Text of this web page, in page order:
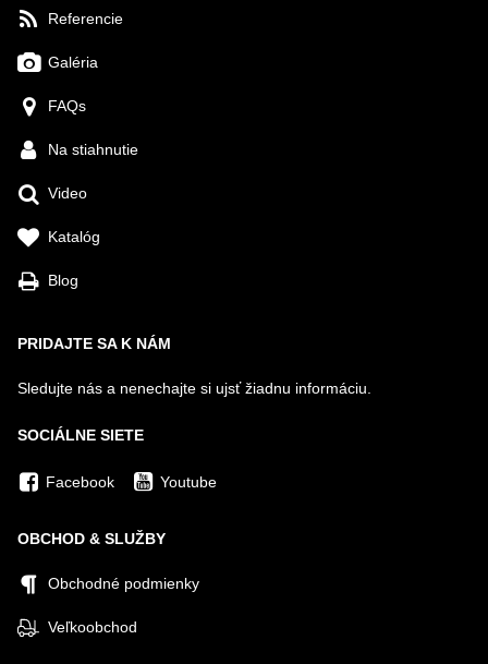
Referencie
Galéria
FAQs
Na stiahnutie
Video
Katalóg
Blog
PRIDAJTE SA K NÁM
Sledujte nás a nenechajte si ujsť žiadnu informáciu.
SOCIÁLNE SIETE
Facebook Youtube
OBCHOD & SLUŽBY
Obchodné podmienky
Veľkoobchod